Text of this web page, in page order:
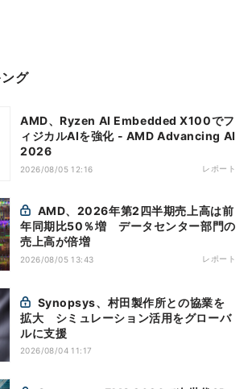
グ
AMD、Ryzen AI Embedded X100でフ
ィジカルAIを強化 - AMD Advancing AI
2026
2026/08/05 12:16 レポート
年同期比50％増 データセンター部門の
売上高が倍増
2026/08/05 13:43 レポート
拡大 シミュレーション活用をグローバ
ルに支援
2026/08/04 11:17